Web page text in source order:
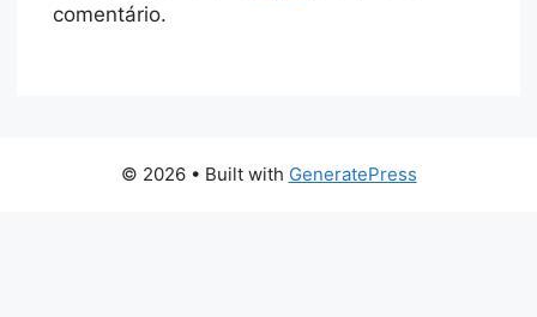
comentário.
© 2026 • Built with GeneratePress